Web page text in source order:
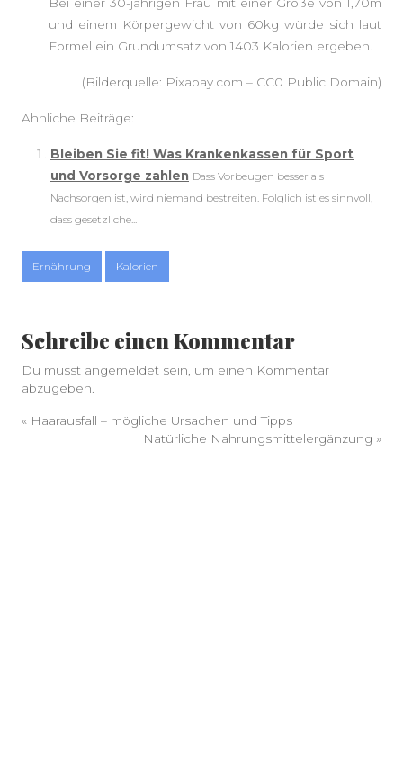
und einem Körpergewicht von 60kg würde sich laut
Formel ein Grundumsatz von 1403 Kalorien ergeben.
(Bilderquelle: Pixabay.com – CC0 Public Domain)
Ähnliche Beiträge:
Bleiben Sie fit! Was Krankenkassen für Sport
und Vorsorge zahlen Dass Vorbeugen besser als
Nachsorgen ist, wird niemand bestreiten. Folglich ist es sinnvoll,
dass gesetzliche...
Ernährung Kalorien
Schreibe einen Kommentar
Du musst angemeldet sein, um einen Kommentar
abzugeben.
« Haarausfall – mögliche Ursachen und Tipps
Natürliche Nahrungsmittelergänzung »